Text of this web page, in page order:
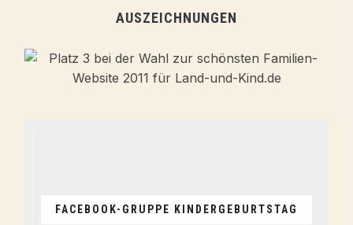
AUSZEICHNUNGEN
FACEBOOK-GRUPPE KINDERGEBURTSTAG